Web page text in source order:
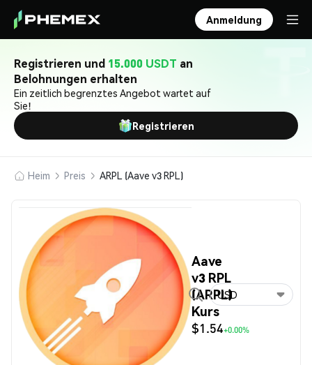
Anmeldung
Registrieren und 15.000 USDT an
Belohnungen erhalten
Ein zeitlich begrenztes Angebot wartet auf
Sie!
Registrieren
Heim Preis ARPL (Aave v3 RPL)
Aave
v3 RPL
(ARPL)
Kurs
$1.54+0.00%
USD